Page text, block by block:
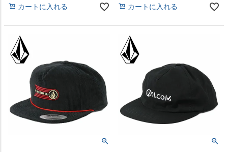
カートに入れる カートに入れる